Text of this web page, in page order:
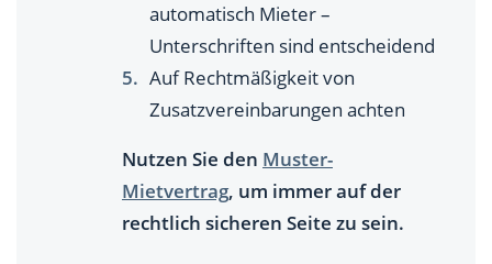
automatisch Mieter –
Unterschriften sind entscheidend
Auf Rechtmäßigkeit von
Zusatzvereinbarungen achten
Nutzen Sie den Muster-
Mietvertrag, um immer auf der
rechtlich sicheren Seite zu sein.